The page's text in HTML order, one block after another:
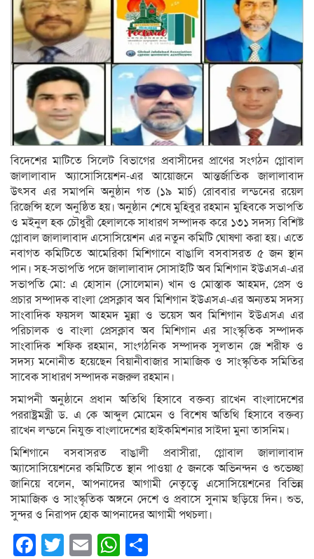
বিদেশের মাটিতে সিলেট বিভাগের প্রবাসীদের প্রাণের সংগঠন গ্লোবাল
জালালাবাদ অ্যাসোসিয়েশন-এর আয়োজনে আন্তর্জাতিক জালালাবাদ
উৎসব এর সমাপনি অনুষ্ঠান গত (১৯ মার্চ) রোববার লন্ডনের রয়েল
রিজেন্সি হলে অনুষ্ঠিত হয়। অনুষ্ঠান শেষে মুহিবুর রহমান মুহিবকে সভাপতি
ও মইনুল হক চৌধুরী হেলালকে সাধারণ সম্পাদক করে ১৩১ সদস্য বিশিষ্ট
গ্লোবাল জালালাবাদ এসোসিয়েশন এর নতুন কমিটি ঘোষণা করা হয়। এতে
নবাগত কমিটিতে আমেরিকা মিশিগানে বাঙালি বসবাসরত ৫ জন স্থান
পান। সহ-সভাপতি পদে জালালাবাদ সোসাইটি অব মিশিগান ইউএসএ-এর
সভাপতি মো: এ হোসান (সোলেমান) খান ও মোস্তাক আহমদ, প্রেস ও
প্রচার সম্পাদক বাংলা প্রেসক্লাব অব মিশিগান ইউএসএ-এর অন্যতম সদস্য
সাংবাদিক ফয়সল আহমদ মুন্না ও ভয়েস অব মিশিগান ইউএসএ এর
পরিচালক ও বাংলা প্রেসক্লাব অব মিশিগান এর সাংস্কৃতিক সম্পাদক
সাংবাদিক শফিক রহমান, সাংগঠনিক সম্পাদক সুলতান জে শরীফ ও
সদস্য মনোনীত হয়েছেন বিয়ানীবাজার সামাজিক ও সাংস্কৃতিক সমিতির
সাবেক সাধারণ সম্পাদক নজরুল রহমান।
সমাপনী অনুষ্ঠানে প্রধান অতিথি হিসাবে বক্তব্য রাখেন বাংলাদেশের
পররাষ্ট্রমন্ত্রী ড. এ কে আব্দুল মোমেন ও বিশেষ অতিথি হিসাবে বক্তব্য
রাখেন লন্ডনে নিযুক্ত বাংলাদেশের হাইকমিশনার সাইদা মুনা তাসনিম।
মিশিগানে বসবাসরত বাঙালী প্রবাসীরা, গ্লোবাল জালালাবাদ
অ্যাসোসিয়েশনের কমিটিতে স্থান পাওয়া ৫ জনকে অভিনন্দন ও শুভেচ্ছা
জানিয়ে বলেন, আপনাদের আগামী নেতৃত্বে এসোসিয়েশনের বিভিন্ন
সামাজিক ও সাংস্কৃতিক অঙ্গনে দেশে ও প্রবাসে সুনাম ছড়িয়ে দিন। শুভ,
সুন্দর ও নিরাপদ হোক আপনাদের আগামী পথচলা।
Facebook
Twitter
EmailWhatsApp